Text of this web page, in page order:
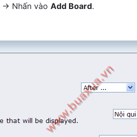
-> Nhấn vào Add Board.